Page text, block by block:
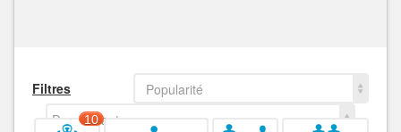
Filtres
Popularité
Decroissant
10